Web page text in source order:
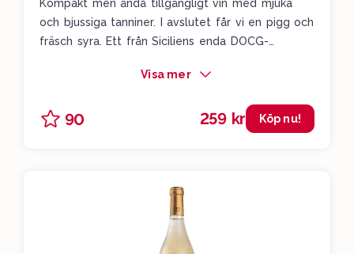
Kompakt men ändå tillgängligt vin med mjuka
och bjussiga tanniner. I avslutet får vi en pigg och
fräsch syra. Ett från Siciliens enda DOCG-
frappato, och får således det bästa av båda
Visa mer
90 259 kr Köp nu!